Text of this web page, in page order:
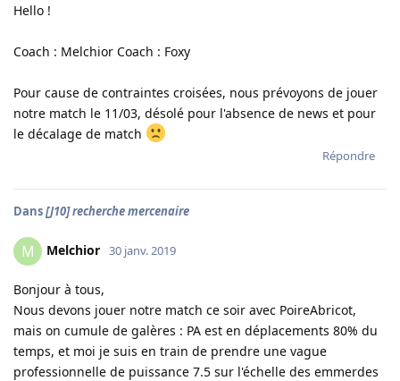
Hello !
Coach : Melchior Coach : Foxy
Pour cause de contraintes croisées, nous prévoyons de jouer
notre match le 11/03, désolé pour l'absence de news et pour
le décalage de match
Répondre
Dans[J10] recherche mercenaire
M Melchior 30 janv. 2019
Bonjour à tous,
Nous devons jouer notre match ce soir avec PoireAbricot,
mais on cumule de galères : PA est en déplacements 80% du
temps, et moi je suis en train de prendre une vague
professionnelle de puissance 7.5 sur l'échelle des emmerdes